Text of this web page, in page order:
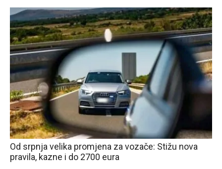
Od srpnja velika promjena za vozače: Stižu nova
pravila, kazne i do 2700 eura